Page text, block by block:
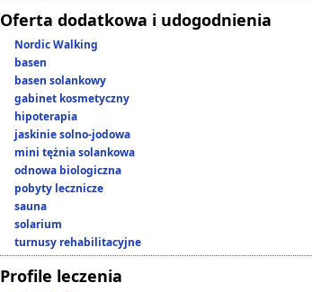
Oferta dodatkowa i udogodnienia
Nordic Walking
basen
basen solankowy
gabinet kosmetyczny
hipoterapia
jaskinie solno-jodowa
mini tężnia solankowa
odnowa biologiczna
pobyty lecznicze
sauna
solarium
turnusy rehabilitacyjne
Profile leczenia